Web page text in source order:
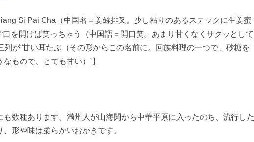
Si Pai Cha（中国名＝姜絲排叉。少し粘りのあるステックに生姜蜜
を開けば笑っちゃう（中国語＝開口笑。あまり甘くなくサクッとして
列が“甘い耳たぶ（その形からこの名前に。回族料理の一つで、砂糖を
もので、とても甘い）”】
数種あります。満州人が山海関から中華平原に入ったのち、流行した
形や味は柔らかいおかきです。